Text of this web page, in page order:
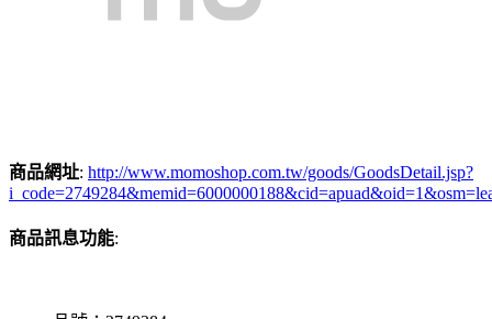
商品網址: http://www.momoshop.com.tw/goods/GoodsDetail.jsp?
商品訊息功能: